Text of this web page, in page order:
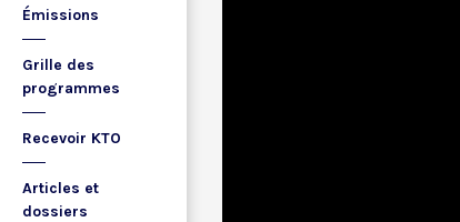
Émissions
Grille des
programmes
Recevoir KTO
Articles et
dossiers